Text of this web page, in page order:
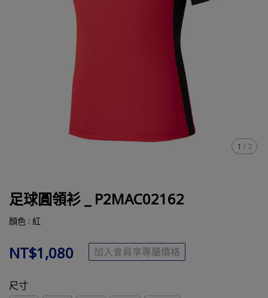
1 / 2
足球圓領衫 _ P2MAC02162
顏色 : 紅
NT$1,080 加入會員享專屬價格
尺寸